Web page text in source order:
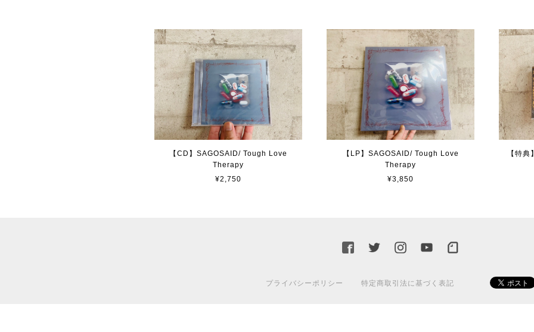
【CD】SAGOSAID/ Tough Love
Therapy
¥2,750
【LP】SAGOSAID/ Tough Love
Therapy
¥3,850
【特
プライバシーポリシー 特定商取引法に基づく表記